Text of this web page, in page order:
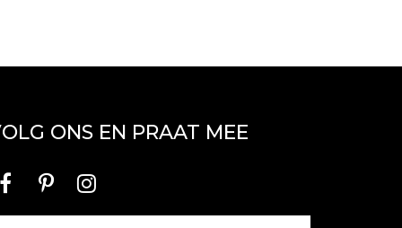
ONS EN PRAAT MEE